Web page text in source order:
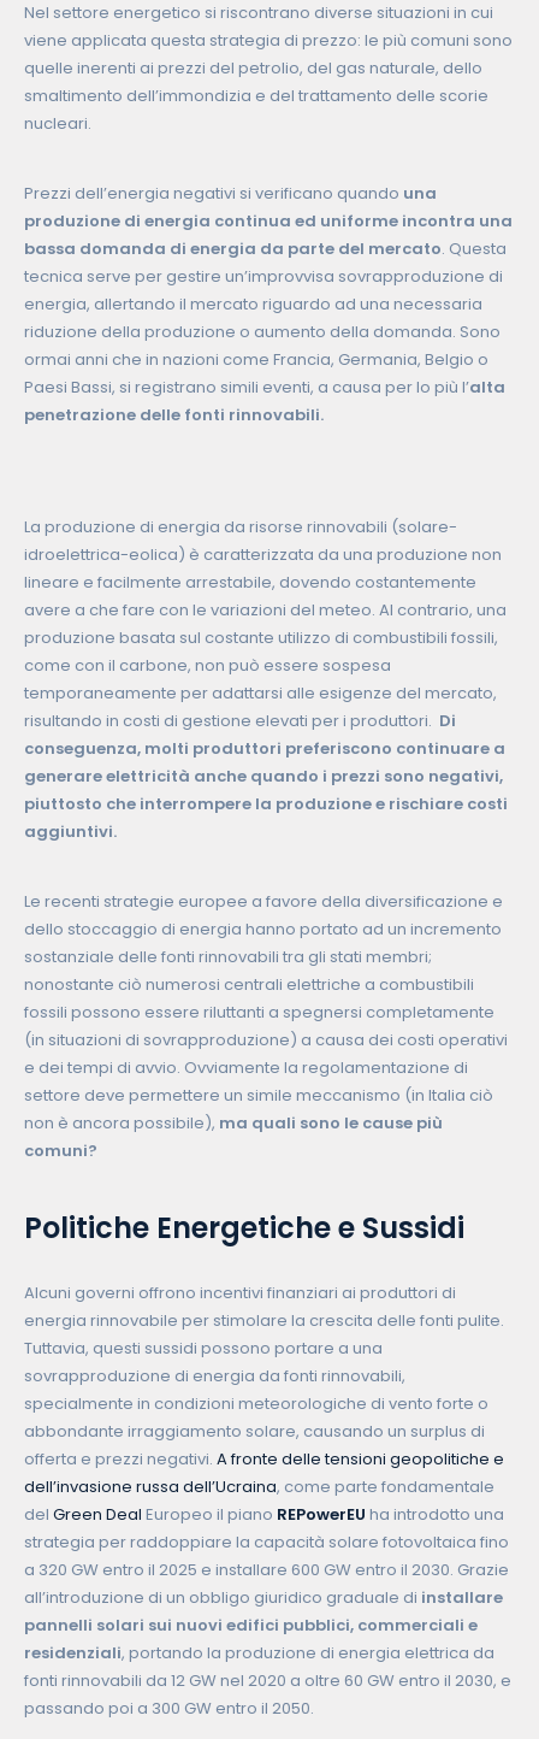
Nel settore energetico si riscontrano diverse situazioni in cui
viene applicata questa strategia di prezzo: le più comuni sono
quelle inerenti ai prezzi del petrolio, del gas naturale, dello
smaltimento dell’immondizia e del trattamento delle scorie
nucleari.
Prezzi dell’energia negativi si verificano quando una
produzione di energia continua ed uniforme incontra una
bassa domanda di energia da parte del mercato. Questa
tecnica serve per gestire un’improvvisa sovrapproduzione di
energia, allertando il mercato riguardo ad una necessaria
riduzione della produzione o aumento della domanda. Sono
ormai anni che in nazioni come Francia, Germania, Belgio o
Paesi Bassi, si registrano simili eventi, a causa per lo più l’alta
penetrazione delle fonti rinnovabili.
La produzione di energia da risorse rinnovabili (solare-
idroelettrica-eolica) è caratterizzata da una produzione non
lineare e facilmente arrestabile, dovendo costantemente
avere a che fare con le variazioni del meteo. Al contrario, una
produzione basata sul costante utilizzo di combustibili fossili,
come con il carbone, non può essere sospesa
temporaneamente per adattarsi alle esigenze del mercato,
risultando in costi di gestione elevati per i produttori. Di
conseguenza, molti produttori preferiscono continuare a
generare elettricità anche quando i prezzi sono negativi,
piuttosto che interrompere la produzione e rischiare costi
aggiuntivi.
Le recenti strategie europee a favore della diversificazione e
dello stoccaggio di energia hanno portato ad un incremento
sostanziale delle fonti rinnovabili tra gli stati membri;
nonostante ciò numerosi centrali elettriche a combustibili
fossili possono essere riluttanti a spegnersi completamente
(in situazioni di sovrapproduzione) a causa dei costi operativi
e dei tempi di avvio. Ovviamente la regolamentazione di
settore deve permettere un simile meccanismo (in Italia ciò
non è ancora possibile), ma quali sono le cause più
comuni?
Politiche Energetiche e Sussidi
Alcuni governi offrono incentivi finanziari ai produttori di
energia rinnovabile per stimolare la crescita delle fonti pulite.
Tuttavia, questi sussidi possono portare a una
sovrapproduzione di energia da fonti rinnovabili,
specialmente in condizioni meteorologiche di vento forte o
abbondante irraggiamento solare, causando un surplus di
offerta e prezzi negativi. A fronte delle tensioni geopolitiche e
dell’invasione russa dell’Ucraina, come parte fondamentale
del Green Deal Europeo il piano REPowerEU ha introdotto una
strategia per raddoppiare la capacità solare fotovoltaica fino
a 320 GW entro il 2025 e installare 600 GW entro il 2030. Grazie
all’introduzione di un obbligo giuridico graduale di installare
pannelli solari sui nuovi edifici pubblici, commerciali e
residenziali, portando la produzione di energia elettrica da
fonti rinnovabili da 12 GW nel 2020 a oltre 60 GW entro il 2030, e
passando poi a 300 GW entro il 2050.